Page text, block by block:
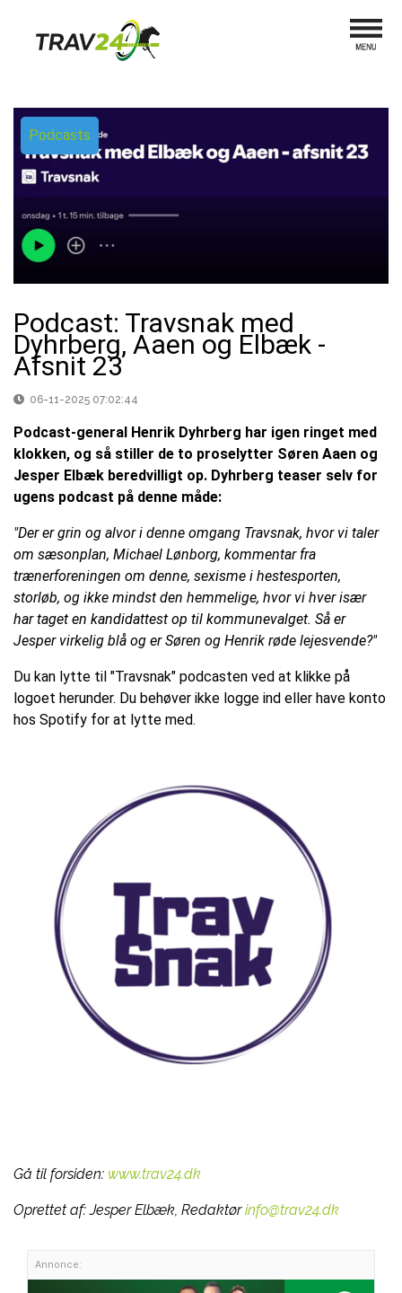
Podcasts
Podcast: Travsnak med
Dyhrberg, Aaen og Elbæk -
Afsnit 23
06-11-2025 07:02:44
Podcast-general Henrik Dyhrberg har igen ringet med
klokken, og så stiller de to proselytter Søren Aaen og
Jesper Elbæk beredvilligt op. Dyhrberg teaser selv for
ugens podcast på denne måde:
"Der er grin og alvor i denne omgang Travsnak, hvor vi taler
om sæsonplan, Michael Lønborg, kommentar fra
trænerforeningen om denne, sexisme i hestesporten,
storløb, og ikke mindst den hemmelige, hvor vi hver især
har taget en kandidattest op til kommunevalget. Så er
Jesper virkelig blå og er Søren og Henrik røde lejesvende?"
Du kan lytte til "Travsnak" podcasten ved at klikke på
logoet herunder. Du behøver ikke logge ind eller have konto
hos Spotify for at lytte med.
Gå til forsiden: www.trav24.dk
Oprettet af:Jesper Elbæk, Redaktør info@trav24.dk
Annonce: